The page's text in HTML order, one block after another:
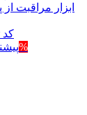
ابزار مراقبت
کد
تا 90%